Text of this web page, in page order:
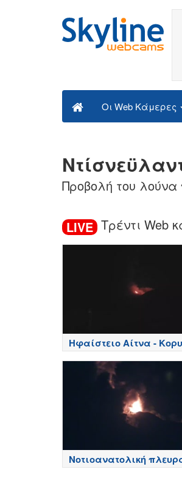
Οι Web Κάμερες
Προβολή του
LIVE Τρέντι Web
Ηφαίστειο Αίτνα -
κρατήρων, Etna
Νοτιοανατολική
Ηφαίστειο Αίτνα